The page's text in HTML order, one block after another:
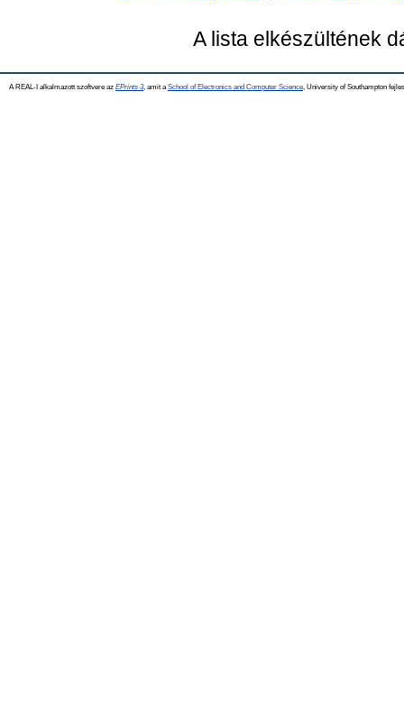
A lista elkészültének
A REAL-I alkalmazott szoftvere az EPrints 3, amit a School of Electronics and Computer Science , University of Southampton